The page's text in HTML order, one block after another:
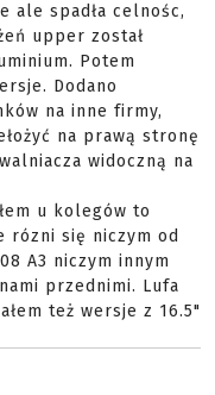
ale spadła celnośc,
upper został
Potem
Dodano
na inne firmy,
na prawą stronę
widoczną na
u kolegów to
rózni się niczym od
A3 niczym innym
przednimi. Lufa
też wersje z 16.5"